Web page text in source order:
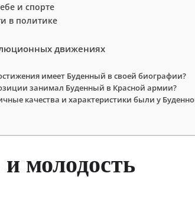
и спорте
в политике
движениях
имеет Буденный в своей биографии?
занимал Буденный в Красной армии?
качества и характеристики были у
молодость